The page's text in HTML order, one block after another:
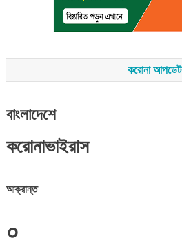
করোনা আপডেট
বাংলাদেশে
করোনাভাইরাস
আক্রান্ত
০